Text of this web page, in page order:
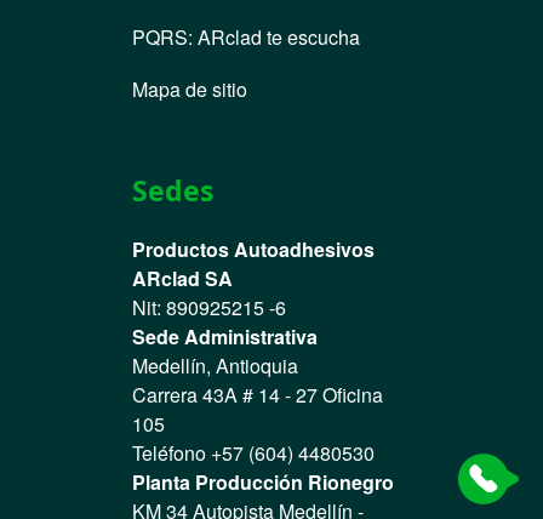
PQRS: ARclad te escucha
Mapa de sitio
Sedes
Productos Autoadhesivos
ARclad SA
Nit: 890925215 -6
Sede Administrativa
Medellín, Antioquia
Carrera 43A # 14 - 27 Oficina
105
Teléfono +57 (604) 4480530
Planta Producción Rionegro
KM 34 Autopista Medellín -